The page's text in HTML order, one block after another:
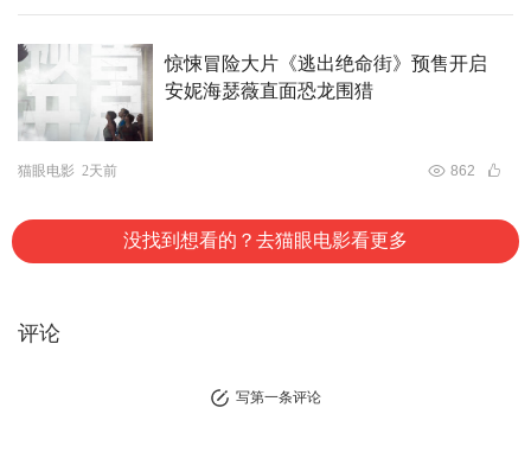
惊悚冒险大片《逃出绝命街》预售开启
安妮海瑟薇直面恐龙围猎
猫眼电影 2天前 862
没找到想看的？去猫眼电影看更多
评论
写第一条评论